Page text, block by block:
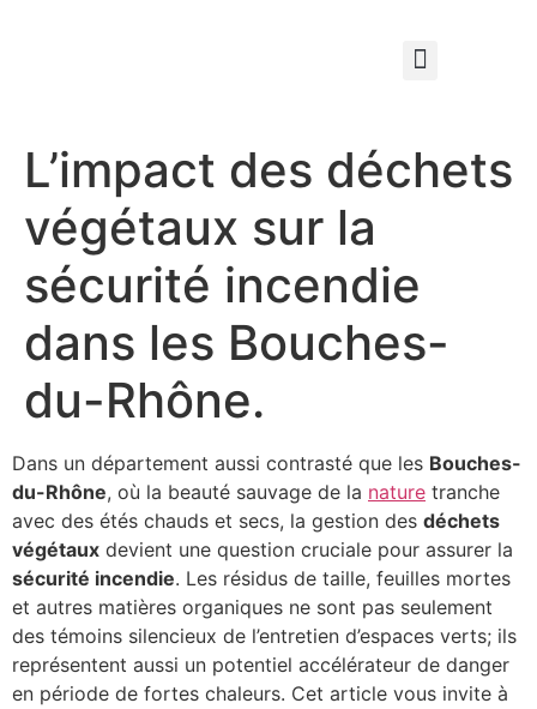
L’impact des déchets
végétaux sur la
sécurité incendie
dans les Bouches-
du-Rhône.
Dans un département aussi contrasté que les Bouches-
du-Rhône, où la beauté sauvage de la nature tranche
avec des étés chauds et secs, la gestion des déchets
végétaux devient une question cruciale pour assurer la
sécurité incendie. Les résidus de taille, feuilles mortes
et autres matières organiques ne sont pas seulement
des témoins silencieux de l’entretien d’espaces verts; ils
représentent aussi un potentiel accélérateur de danger
en période de fortes chaleurs. Cet article vous invite à